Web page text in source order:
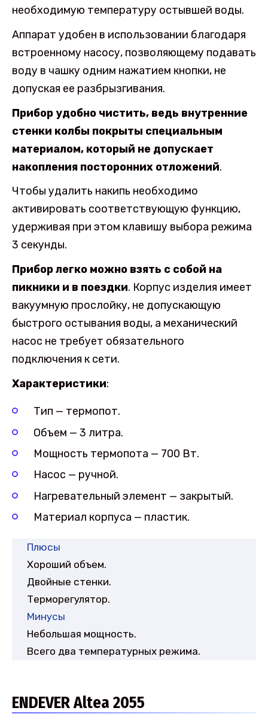
необходимую температуру остывшей воды.
Аппарат удобен в использовании благодаря
встроенному насосу, позволяющему подавать
воду в чашку одним нажатием кнопки, не
допуская ее разбрызгивания.
Прибор удобно чистить, ведь внутренние
стенки колбы покрыты специальным
материалом, который не допускает
накопления посторонних отложений.
Чтобы удалить накипь необходимо
активировать соответствующую функцию,
удерживая при этом клавишу выбора режима
3 секунды.
Прибор легко можно взять с собой на
пикники и в поездки. Корпус изделия имеет
вакуумную прослойку, не допускающую
быстрого остывания воды, а механический
насос не требует обязательного
подключения к сети.
Характеристики:
Тип — термопот.
Объем — 3 литра.
Мощность термопота — 700 Вт.
Насос — ручной.
Нагревательный элемент — закрытый.
Материал корпуса — пластик.
Плюсы
Хороший объем.
Двойные стенки.
Терморегулятор.
Минусы
Небольшая мощность.
Всего два температурных режима.
ENDEVER Altea 2055